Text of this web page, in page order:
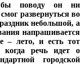
бы поводу он ни
развернуться во
небольшой, а
напрашивается
– лето, и есть тот
речь идет о
городской